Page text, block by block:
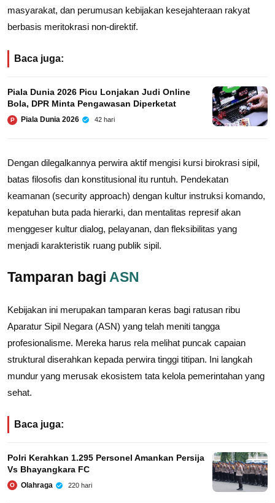
masyarakat, dan perumusan kebijakan kesejahteraan rakyat
berbasis meritokrasi non-direktif.
Baca juga:
Piala Dunia 2026 Picu Lonjakan Judi Online
Bola, DPR Minta Pengawasan Diperketat
P Piala Dunia 2026 42 hari
Dengan dilegalkannya perwira aktif mengisi kursi birokrasi sipil,
batas filosofis dan konstitusional itu runtuh. Pendekatan
keamanan (security approach) dengan kultur instruksi komando,
kepatuhan buta pada hierarki, dan mentalitas represif akan
menggeser kultur dialog, pelayanan, dan fleksibilitas yang
menjadi karakteristik ruang publik sipil.
Tamparan bagi ASN
Kebijakan ini merupakan tamparan keras bagi ratusan ribu
Aparatur Sipil Negara (ASN) yang telah meniti tangga
profesionalisme. Mereka harus rela melihat puncak capaian
struktural diserahkan kepada perwira tinggi titipan. Ini langkah
mundur yang merusak ekosistem tata kelola pemerintahan yang
sehat.
Baca juga:
Polri Kerahkan 1.295 Personel Amankan Persija
Vs Bhayangkara FC
O Olahraga 220 hari